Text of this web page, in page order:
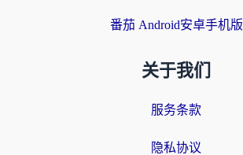
番茄 Android安卓手机版
关于我们
服务条款
隐私协议